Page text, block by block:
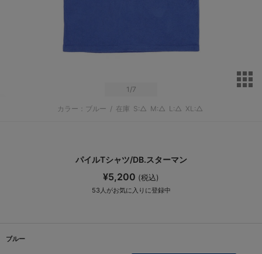
1 /7
カラー：ブルー / 在庫 S:△ M:△ L:△ XL:△
パイルTシャツ/DB.スターマン
¥5,200 (税込)
53 人がお気に入りに登録中
ブルー